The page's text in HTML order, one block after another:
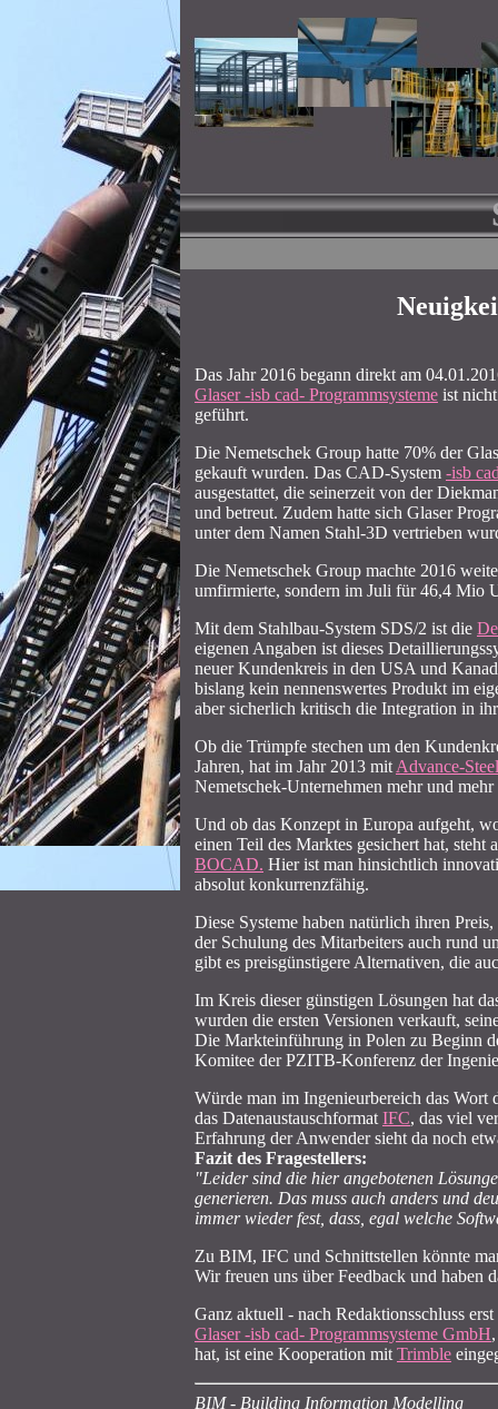
Das Jahr 2016 begann direkt am
Glaser -isb cad- Programmsysteme ist
geführt.
Die Nemetschek Group hatte 70% der
gekauft wurden. Das CAD-System -isb
ausgestattet, die seinerzeit von der
und betreut. Zudem hatte sich Glaser
unter dem Namen Stahl-3D vertrieben
Die Nemetschek Group machte 2016
umfirmierte, sondern im Juli für 46,4 Mio
Mit dem Stahlbau-System SDS/2 ist die
eigenen Angaben ist dieses
neuer Kundenkreis in den USA und
bislang kein nennenswertes Produkt im
aber sicherlich kritisch die Integration in
Ob die Trümpfe stechen um den
Jahren, hat im Jahr 2013 mit Advance-Steel
Nemetschek-Unternehmen mehr und
Und ob das Konzept in Europa aufgeht,
einen Teil des Marktes gesichert hat,
BOCAD. Hier ist man hinsichtlich
absolut konkurrenzfähig.
Diese Systeme haben natürlich ihren
der Schulung des Mitarbeiters auch rund
gibt es preisgünstigere Alternativen, die
Im Kreis dieser günstigen Lösungen hat
wurden die ersten Versionen verkauft,
Die Markteinführung in Polen zu Beginn
Komitee der PZITB-Konferenz der
Würde man im Ingenieurbereich das
das Datenaustauschformat IFC, das viel
Erfahrung der Anwender sieht da noch
Fazit des Fragestellers:
"Leider sind die hier angebotenen
generieren. Das muss auch anders und
immer wieder fest, dass, egal welche
Zu BIM, IFC und Schnittstellen könnte
Wir freuen uns über Feedback und haben
Ganz aktuell - nach Redaktionsschluss
Glaser -isb cad- Programmsysteme GmbH
hat, ist eine Kooperation mit Trimble
BIM - Building Information Modelling